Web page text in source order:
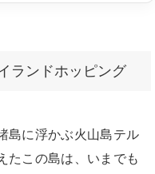
ランドホッピング
島に浮かぶ火山島テル
たこの島は、いまでも